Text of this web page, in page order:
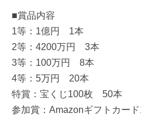
■賞品内容
1等：1億円 1本
2等：4200万円 3本
3等：100万円 8本
4等：5万円 20本
特賞：宝くじ100枚 50本
参加賞：Amazonギフトカー